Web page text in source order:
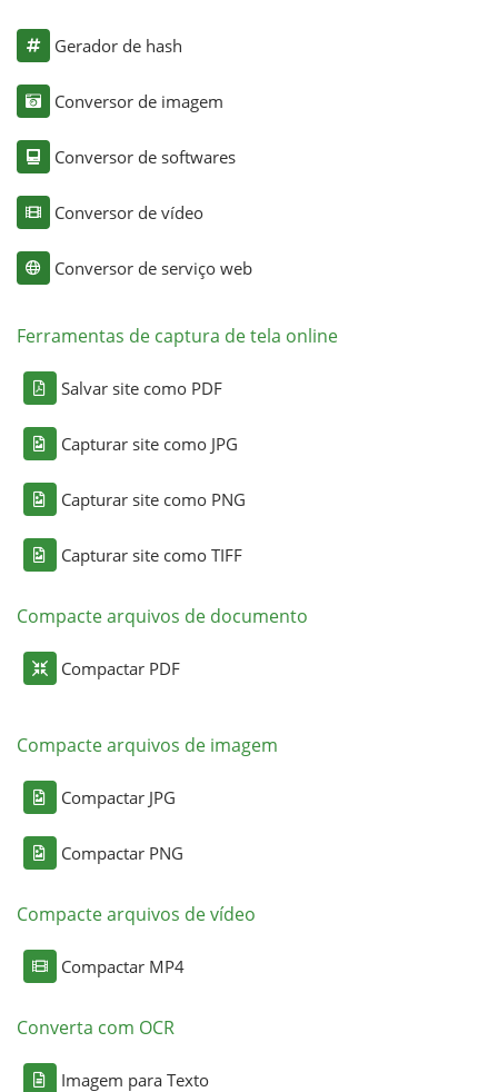
Gerador de hash
Conversor de imagem
Conversor de softwares
Conversor de vídeo
Conversor de serviço web
Ferramentas de captura de tela online
Salvar site como PDF
Capturar site como JPG
Capturar site como PNG
Capturar site como TIFF
Compacte arquivos de documento
Compactar PDF
Compacte arquivos de imagem
Compactar JPG
Compactar PNG
Compacte arquivos de vídeo
Compactar MP4
Converta com OCR
Imagem para Texto